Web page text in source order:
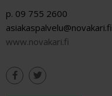
p. 09 755 2600
asiakaspalvelu@novakari.fi
www.novakari.fi